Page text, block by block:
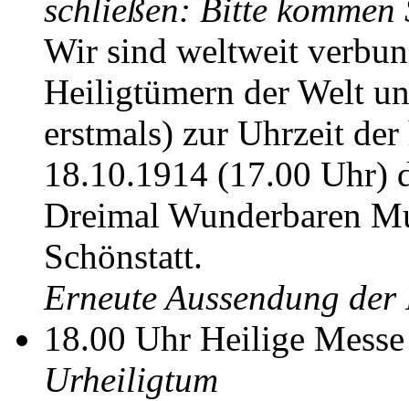
schließen: Bitte
Wir sind weltweit
Heiligtümern der Welt
erstmals) zur Uhrzeit
18.10.1914 (17.00 Uhr)
Dreimal Wunderbaren
Schönstatt.
Erneute Aussendung
18.00 Uhr Heilige
Urheiligtum